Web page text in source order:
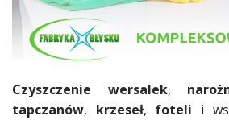
Czyszczenie wersalek,
tapczanów, krzeseł, foteli i